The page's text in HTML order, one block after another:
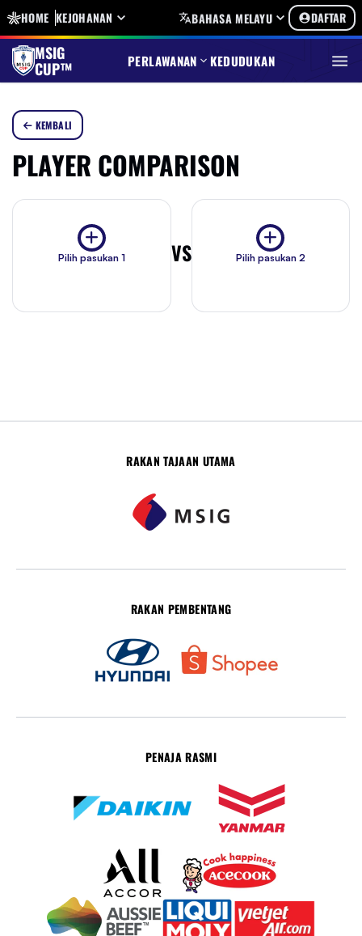
HOME KEJOHANAN BAHASA MELAYU DAFTAR
MSIG
CUP™ PERLAWANAN KEDUDUKAN
KEMBALI
PLAYER COMPARISON
Pilih pasukan 1 VS Pilih pasukan 2
RAKAN TAJAAN UTAMA
RAKAN PEMBENTANG
PENAJA RASMI